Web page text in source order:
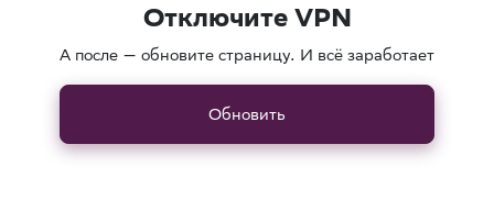
Отключите VPN
А после — обновите страницу. И всё заработает
Обновить